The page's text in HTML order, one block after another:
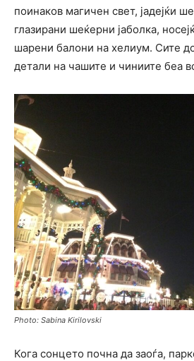
поинаков магичен свет, јадејќи
глазирани шеќерни јаболка,
шарени балони на хелиум. Сите
детали на чашите и чиниите беа
Photo: Sabina Kirilovski
Кога сонцето почна да заоѓа,